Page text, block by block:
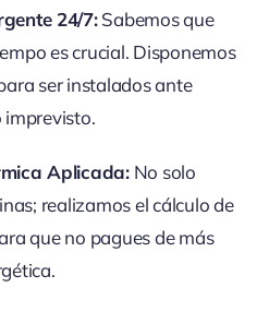
24/7:Sabemos que
es crucial. Disponemos
ser instalados ante
imprevisto.
Aplicada:No solo
realizamos el cálculo de
que no pagues de más